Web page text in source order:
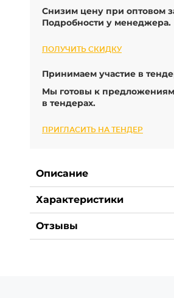
Снизим цену при оптовом
Подробности у менеджера.
ПОЛУЧИТЬ СКИДКУ
Принимаем участие в
Мы готовы к предложениям
в тендерах.
ПРИГЛАСИТЬ НА ТЕНДЕР
Описание
Характеристики
Отзывы